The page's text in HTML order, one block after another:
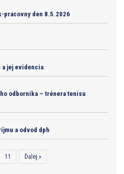
pracovny den 8.5.2026
a jej evidencia
odborníka – trénera tenisu
a odvod dph
11 Ďalej »